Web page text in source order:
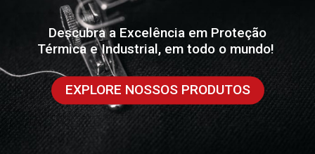
Descubra a Excelência em Proteção
Térmica e Industrial, em todo o mundo!
EXPLORE NOSSOS PRODUTOS